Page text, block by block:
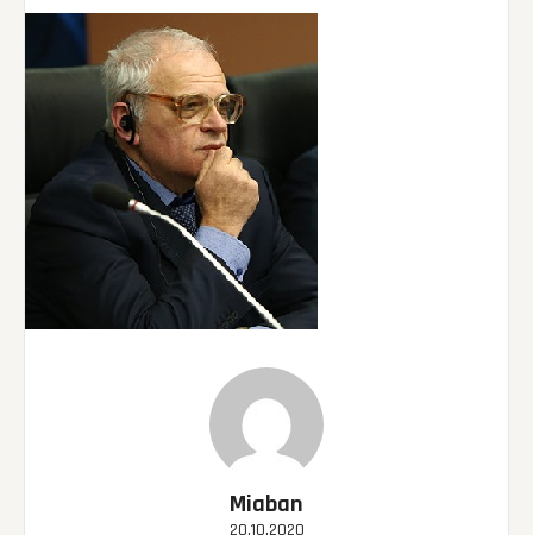
Miaban
20.10.2020